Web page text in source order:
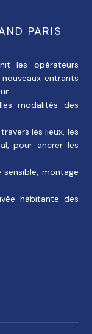
PARIS
les opérateurs
entrants
:
modalités des
les lieux, les
pour ancrer les
montage
habitante des